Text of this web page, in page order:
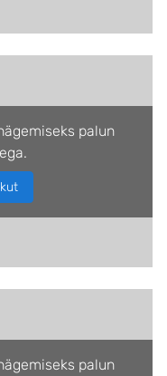
palun
palun